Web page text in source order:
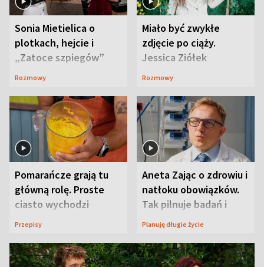
Sonia Mietielica o
plotkach, hejcie i
„Zatoce szpiegów”
Rozmowy
Miało być zwykłe
zdjęcie po ciąży.
Jessica Ziółek
wywołała lawinę
Rozmowy
Pomarańcze grają tu
główną rolę. Proste
ciasto wychodzi
wyjątkowo wilgotne
Przepisy
Aneta Zając o zdrowiu i
natłoku obowiązków.
Tak pilnuje badań i
wizyt
Planuję długie życie